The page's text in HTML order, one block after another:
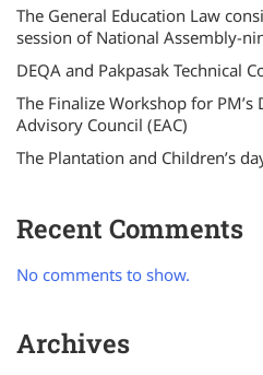
The General Education Law
session of National Assembly-
DEQA and Pakpasak Technical
The Finalize Workshop for
Advisory Council (EAC)
The Plantation and Children’s
Recent Comments
No comments to show.
Archives